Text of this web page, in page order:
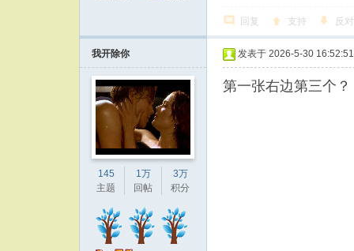
回复 支持 反对
我开除你
145
主题
1万
回帖
3万
积分
发表于 2026-5-30 16:52:51
第一张右边第三个？